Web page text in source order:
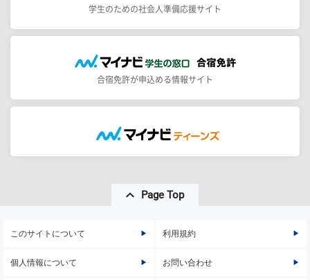
学生のための社会人準備応援サイト
合宿免許が申込める情報サイト
Page Top
このサイトについて 利用規約
個人情報について お問い合わせ